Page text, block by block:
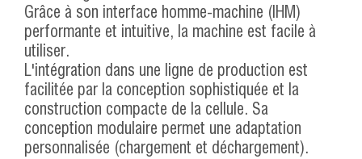
Grâce à son interface homme-machine (IHM)
performante et intuitive, la machine est facile à
utiliser.
L'intégration dans une ligne de production est
facilitée par la conception sophistiquée et la
construction compacte de la cellule. Sa
conception modulaire permet une adaptation
personnalisée (chargement et déchargement).